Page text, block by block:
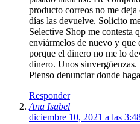
producto correos no me
días las devuelve. Solicito
Selective Shop me contesta
enviármelos de nuevo y que
porque el dinero no me lo
dinero. Unos sinvergüenzas.
Pienso denunciar donde
Responder
Ana Isabel
diciembre 10, 2021 a las